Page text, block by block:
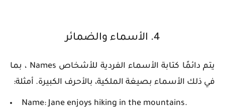
4. الأسماء والضمائر
يتم دائمًا كتابة الأسماء الفردية للأشخاص Names ، بما
في ذلك الأسماء بصيغة الملكية، بالأحرف الكبيرة. أمثلة:
Name: Jane enjoys hiking in the mountains.